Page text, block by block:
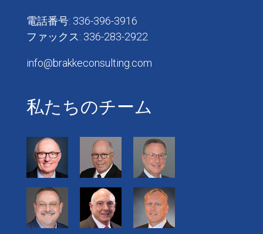
電話番号: 336-396-3916
ファックス: 336-283-2922
info@brakkeconsulting.com
私たちのチーム